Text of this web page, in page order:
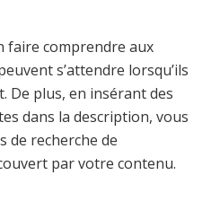
faire comprendre aux
s’attendre lorsqu’ils
De plus, en insérant des
dans la description, vous
de recherche de
par votre contenu.